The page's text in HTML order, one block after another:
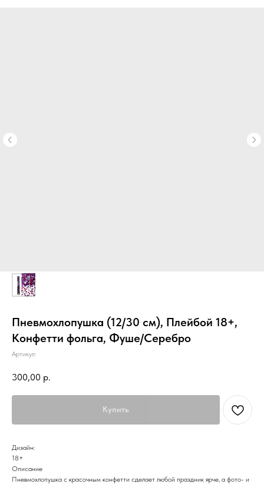
Пневмохлопушка (12/30 см), Плейбой 18+,
Конфетти фольга, Фуше/Серебро
Артикул:
300,00 р.
Купить
Дизайн:
18+
Описание
Пневмохлопушка с красочным конфетти сделает любой праздник ярче, а фото- и